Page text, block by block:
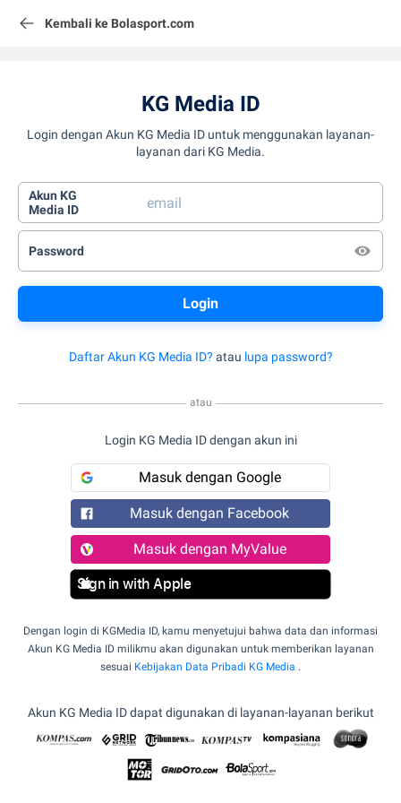
Kembali ke Bolasport.com
KG Media ID
Login dengan Akun KG Media ID untuk menggunakan layanan-
layanan dari KG Media.
Akun KG
Media ID
Password
Daftar Akun KG Media ID? atau lupa password?
atau
Login KG Media ID dengan akun ini
Masuk dengan Google
Masuk dengan Facebook
Masuk dengan MyValue
Sign in with Apple
Dengan login di KGMedia ID, kamu menyetujui bahwa data dan informasi
Akun KG Media ID milikmu akan digunakan untuk memberikan layanan
sesuai Kebijakan Data Pribadi KG Media .
Akun KG Media ID dapat digunakan di layanan-layanan berikut